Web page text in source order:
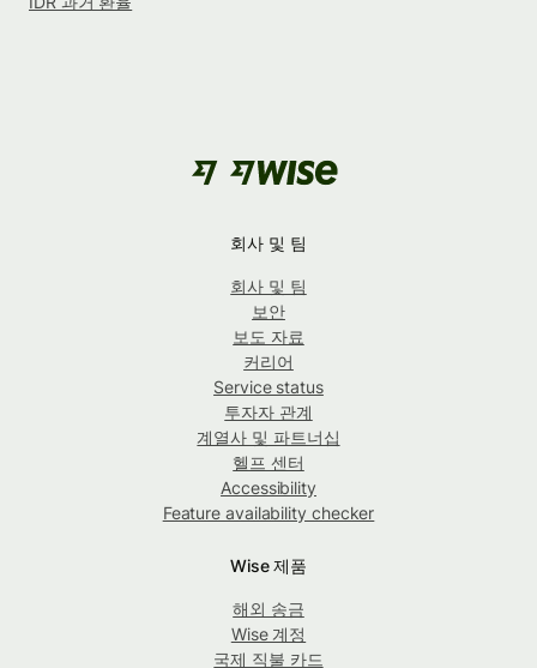
회사 및 팀
회사 및 팀
보안
보도 자료
커리어
Service status
투자자 관계
계열사 및 파트너십
헬프 센터
Accessibility
Feature availability checker
Wise 제품
해외 송금
Wise 계정
국제 직불 카드